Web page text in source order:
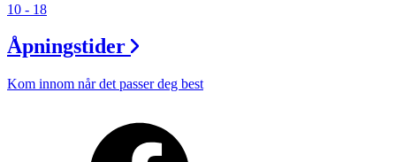
10 - 18
Åpningstider
Kom innom når det passer deg best